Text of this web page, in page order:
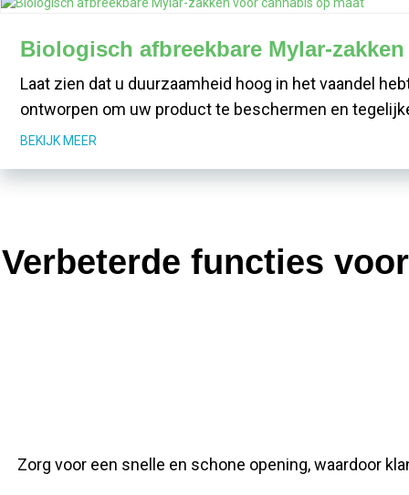
Biologisch afbreekbare Mylar-
Laat zien dat u duurzaamheid hoog in het vaandel
ontworpen om uw product te beschermen en
BEKIJK MEER
Verbeterde functies
Zorg voor een snelle en schone opening, waardoor